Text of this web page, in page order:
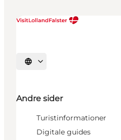
Vælg sprog
Andre sider
Turistinformationer
Digitale guides